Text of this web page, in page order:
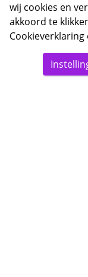
© 2026 Bebsy.nl
wij cookies en
akkoord te
Cookieverklaring